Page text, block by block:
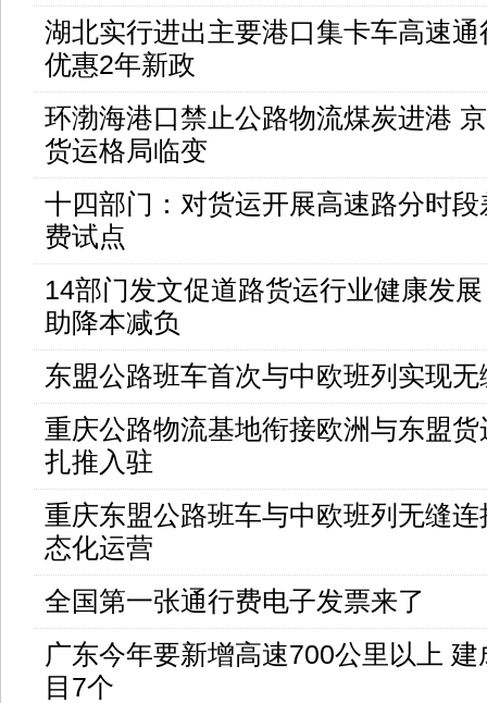
湖北实行进出主要港口集卡车高速通
优惠2年新政
环渤海港口禁止公路物流煤炭进港
货运格局临变
十四部门：对货运开展高速路分时段
费试点
14部门发文促道路货运行业健康发
助降本减负
东盟公路班车首次与中欧班列实现无
重庆公路物流基地衔接欧洲与东盟
扎推入驻
重庆东盟公路班车与中欧班列无缝连
态化运营
全国第一张通行费电子发票来了
广东今年要新增高速700公里以上 建
目7个